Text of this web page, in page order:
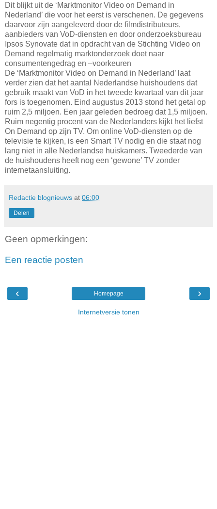
Dit blijkt uit de ‘Marktmonitor Video on Demand in
Nederland’ die voor het eerst is verschenen. De gegevens
daarvoor zijn aangeleverd door de filmdistributeurs,
aanbieders van VoD-diensten en door onderzoeksbureau
Ipsos Synovate dat in opdracht van de Stichting Video on
Demand regelmatig marktonderzoek doet naar
consumentengedrag en –voorkeuren
De ‘Marktmonitor Video on Demand in Nederland’ laat
verder zien dat het aantal Nederlandse huishoudens dat
gebruik maakt van VoD in het tweede kwartaal van dit jaar
fors is toegenomen. Eind augustus 2013 stond het getal op
ruim 2,5 miljoen. Een jaar geleden bedroeg dat 1,5 miljoen.
Ruim negentig procent van de Nederlanders kijkt het liefst
On Demand op zijn TV. Om online VoD-diensten op de
televisie te kijken, is een Smart TV nodig en die staat nog
lang niet in alle Nederlandse huiskamers. Tweederde van
de huishoudens heeft nog een ‘gewone’ TV zonder
internetaansluiting.
Redactie blognieuws at 06:00
Delen
Geen opmerkingen:
Een reactie posten
‹ ›
Homepage
Internetversie tonen